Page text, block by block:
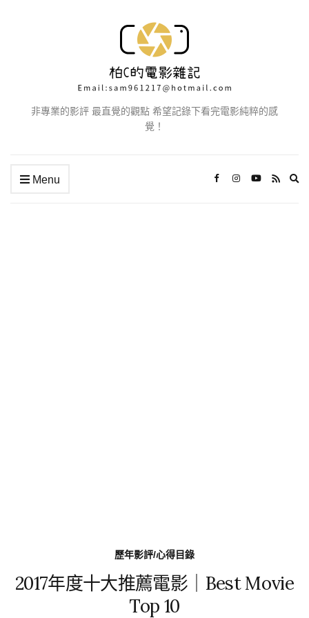
非專業的影評 最直覺的觀點 希望記錄下看完電影純粹的感
覺！
Menu
歷年影評/心得目錄
2017年度十大推薦電影｜Best Movie
Top 10